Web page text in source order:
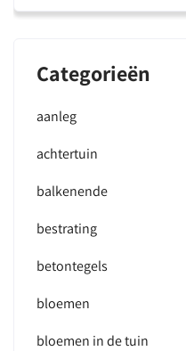
Categorieën
aanleg
achtertuin
balkenende
bestrating
betontegels
bloemen
bloemen in de tuin